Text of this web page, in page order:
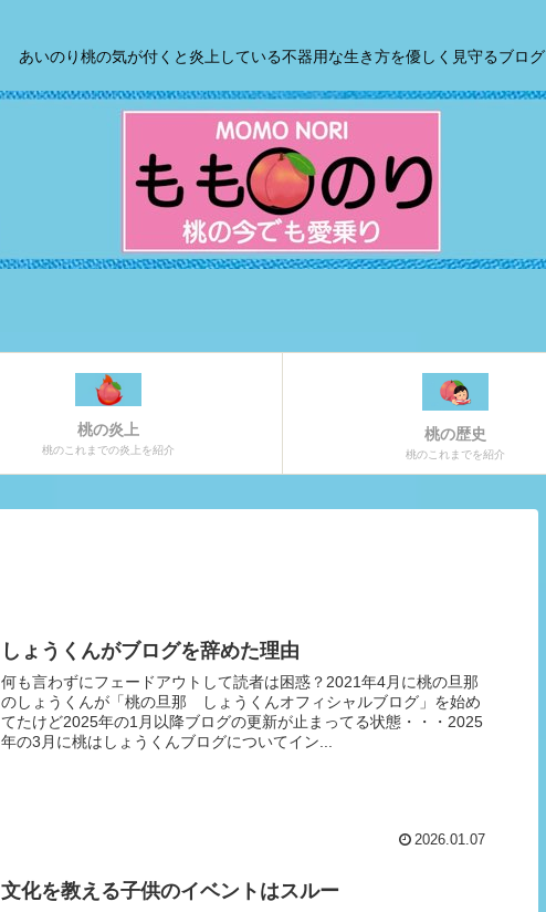
あいのり桃の気が付くと炎上している不器用な生き方を優しく見守るブログ
桃の炎上
桃のこれまでの炎上を紹介
桃の歴史
桃のこれまでを紹介
しょうくんがブログを辞めた理由
何も言わずにフェードアウトして読者は困惑？2021年4月に桃の旦那
のしょうくんが「桃の旦那 しょうくんオフィシャルブログ」を始め
てたけど2025年の1月以降ブログの更新が止まってる状態・・・2025
年の3月に桃はしょうくんブログについてイン...
2026.01.07
文化を教える子供のイベントはスルー